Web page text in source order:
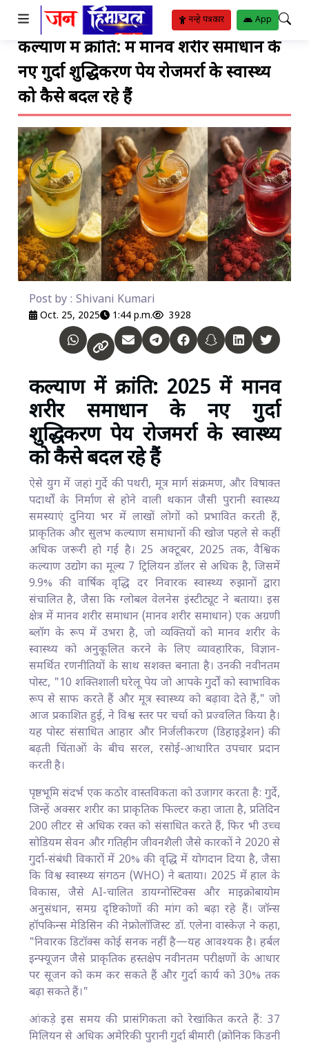
नन्हे पत्रकार App
SUBMENU
SUBMENU
SUBMENU
SUBMENU
SUBMENU
सुविधाएं
SUBMENU
SUBMENU
SUBMENU
SUBMENU
SUBMENU
SUBMENU
कल्याण में क्रांति: में मानव शरीर समाधान के
नए गुर्दा शुद्धिकरण पेय रोजमर्रा के स्वास्थ्य
को कैसे बदल रहे हैं
Post by : Shivani Kumari
Oct. 25, 2025 1:44 p.m. 3928
कल्याण में क्रांति: 2025 में मानव
शरीर समाधान के नए गुर्दा
शुद्धिकरण पेय रोजमर्रा के स्वास्थ्य
को कैसे बदल रहे हैं
ऐसे युग में जहां गुर्दे की पथरी, मूत्र मार्ग संक्रमण, और विषाक्त
पदार्थों के निर्माण से होने वाली थकान जैसी पुरानी स्वास्थ्य
समस्याएं दुनिया भर में लाखों लोगों को प्रभावित करती हैं,
प्राकृतिक और सुलभ कल्याण समाधानों की खोज पहले से कहीं
अधिक जरूरी हो गई है। 25 अक्टूबर, 2025 तक, वैश्विक
कल्याण उद्योग का मूल्य 7 ट्रिलियन डॉलर से अधिक है, जिसमें
9.9% की वार्षिक वृद्धि दर निवारक स्वास्थ्य रुझानों द्वारा
संचालित है, जैसा कि ग्लोबल वेलनेस इंस्टीट्यूट ने बताया। इस
क्षेत्र में मानव शरीर समाधान (मानव शरीर समाधान) एक अग्रणी
ब्लॉग के रूप में उभरा है, जो व्यक्तियों को मानव शरीर के
स्वास्थ्य को अनुकूलित करने के लिए व्यावहारिक, विज्ञान-
समर्थित रणनीतियों के साथ सशक्त बनाता है। उनकी नवीनतम
पोस्ट, "10 शक्तिशाली घरेलू पेय जो आपके गुर्दों को स्वाभाविक
रूप से साफ करते हैं और मूत्र स्वास्थ्य को बढ़ावा देते हैं," जो
आज प्रकाशित हुई, ने विश्व स्तर पर चर्चा को प्रज्वलित किया है।
यह पोस्ट संसाधित आहार और निर्जलीकरण (डिहाइड्रेशन) की
बढ़ती चिंताओं के बीच सरल, रसोई-आधारित उपचार प्रदान
करती है।
पृष्ठभूमि संदर्भ एक कठोर वास्तविकता को उजागर करता है: गुर्दे,
जिन्हें अक्सर शरीर का प्राकृतिक फिल्टर कहा जाता है, प्रतिदिन
200 लीटर से अधिक रक्त को संसाधित करते हैं, फिर भी उच्च
सोडियम सेवन और गतिहीन जीवनशैली जैसे कारकों ने 2020 से
गुर्दा-संबंधी विकारों में 20% की वृद्धि में योगदान दिया है, जैसा
कि विश्व स्वास्थ्य संगठन (WHO) ने बताया। 2025 में हाल के
विकास, जैसे AI-चालित डायग्नोस्टिक्स और माइक्रोबायोम
अनुसंधान, समग्र दृष्टिकोणों की मांग को बढ़ा रहे हैं। जॉन्स
हॉपकिन्स मेडिसिन की नेफ्रोलॉजिस्ट डॉ. एलेना वास्केज़ ने कहा,
"निवारक डिटॉक्स कोई सनक नहीं है—यह आवश्यक है। हर्बल
इन्फ्यूजन जैसे प्राकृतिक हस्तक्षेप नवीनतम परीक्षणों के आधार
पर सूजन को कम कर सकते हैं और गुर्दा कार्य को 30% तक
बढ़ा सकते हैं।"
आंकड़े इस समय की प्रासंगिकता को रेखांकित करते हैं: 37
मिलियन से अधिक अमेरिकी पुरानी गुर्दा बीमारी (क्रोनिक किडनी